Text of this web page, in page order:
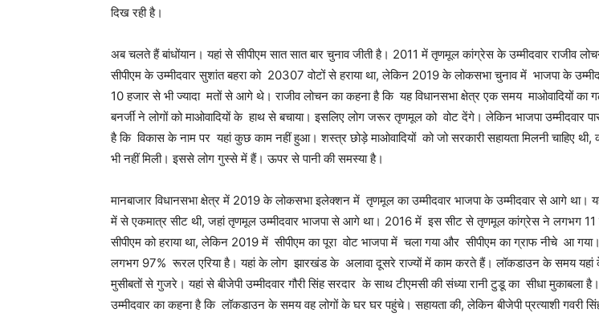
दिख रही है।
अब चलते हैं बांधोंयान। यहां से सीपीएम सात सात बार चुनाव जीती है। 2011 में तृणमूल कांग्रेस के उम्मीदवार राजीव
सीपीएम के उम्मीदवार सुशांत बहरा को 20307 वोटों से हराया था, लेकिन 2019 के लोकसभा चुनाव में भाजपा के
10 हजार से भी ज्यादा मतों से आगे थे। राजीव लोचन का कहना है कि यह विधानसभा क्षेत्र एक समय माओवादियों का
बनर्जी ने लोगों को माओवादियों के हाथ से बचाया। इसलिए लोग जरूर तृणमूल को वोट देंगे। लेकिन भाजपा उम्मीदवार
है कि विकास के नाम पर यहां कुछ काम नहीं हुआ। शस्त्र छोड़े माओवादियों को जो सरकारी सहायता मिलनी चाहिए थी,
भी नहीं मिली। इससे लोग गुस्से में हैं। ऊपर से पानी की समस्या है।
मानबाजार विधानसभा क्षेत्र में 2019 के लोकसभा इलेक्शन में तृणमूल का उम्मीदवार भाजपा के उम्मीदवार से आगे था।
में से एकमात्र सीट थी, जहां तृणमूल उम्मीदवार भाजपा से आगे था। 2016 में इस सीट से तृणमूल कांग्रेस ने लगभग 11
सीपीएम को हराया था, लेकिन 2019 में सीपीएम का पूरा वोट भाजपा में चला गया और सीपीएम का ग्राफ नीचे आ
लगभग 97% रूरल एरिया है। यहां के लोग झारखंड के अलावा दूसरे राज्यों में काम करते हैं। लॉकडाउन के समय यहां
मुसीबतों से गुजरे। यहां से बीजेपी उम्मीदवार गौरी सिंह सरदार के साथ टीएमसी की संध्या रानी टुडू का सीधा मुकाबला
उम्मीदवार का कहना है कि लॉकडाउन के समय वह लोगों के घर घर पहुंचे। सहायता की, लेकिन बीजेपी प्रत्याशी गवरी